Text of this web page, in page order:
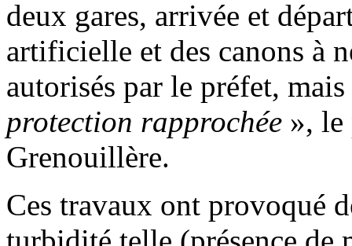
deux gares, arrivée et
artificielle et des canons à
autorisés par le préfet,
protection rapprochée », le
Grenouillère.
Ces travaux ont provoqué